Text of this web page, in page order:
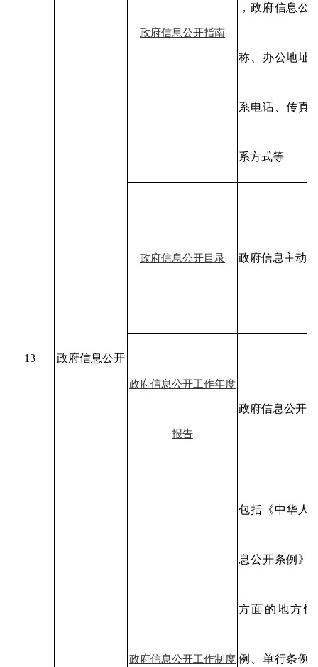
13 政府信息公开
政府信息公开指南
，政府信息公
称、办公地址
系电话、传真
系方式等
政府信息公开目录 政府信息主动
政府信息公开工作年度
报告
政府信息公开
政府信息公开工作制度
包括《中华人
息公开条例》
方面的地方
例、单行条例